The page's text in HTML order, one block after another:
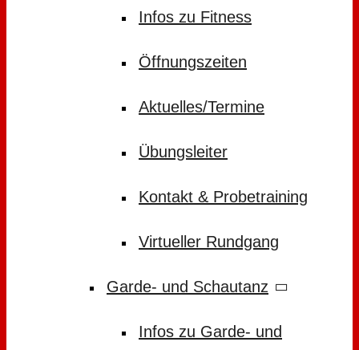
Infos zu Fitness
Öffnungszeiten
Aktuelles/Termine
Übungsleiter
Kontakt & Probetraining
Virtueller Rundgang
Garde- und Schautanz
Infos zu Garde- und